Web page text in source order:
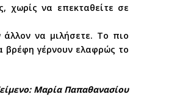
χωρίς να επεκταθείτε σε
άλλον να μιλήσετε. Το πιο
βρέφη γέρνουν ελαφρώς το
Μαρία Παπαθανασίου